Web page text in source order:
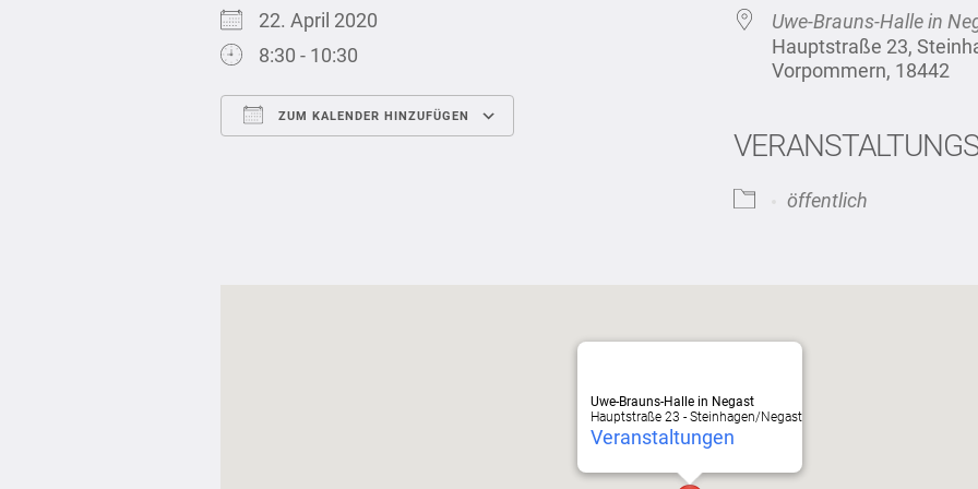
22. April 2020
8:30 - 10:30
ZUM KALENDER HINZUFÜGEN
iCalendar
Uwe-Brauns-Halle in
Hauptstraße 23,
Vorpommern, 18442
öffentlich
Uwe-Brauns-Halle in Negast
Hauptstraße 23 - Steinhagen/Negast
Veranstaltungen